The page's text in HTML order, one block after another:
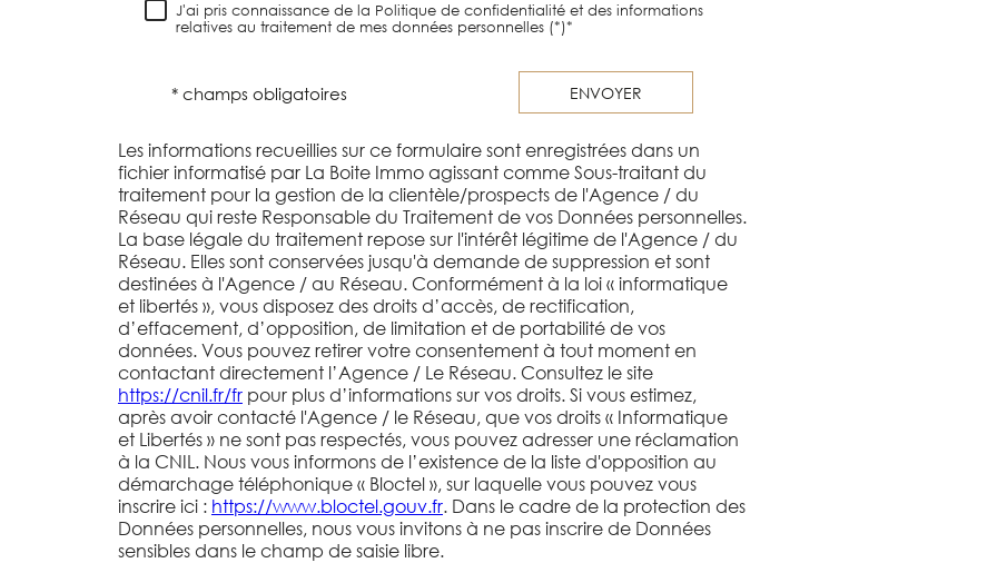
J'ai pris connaissance de la Politique de confidentialité et des informations
relatives au traitement de mes données personnelles (*)*
* champs obligatoires ENVOYER
Les informations recueillies sur ce formulaire sont enregistrées dans un
fichier informatisé par La Boite Immo agissant comme Sous-traitant du
traitement pour la gestion de la clientèle/prospects de l'Agence / du
Réseau qui reste Responsable du Traitement de vos Données personnelles.
La base légale du traitement repose sur l'intérêt légitime de l'Agence / du
Réseau. Elles sont conservées jusqu'à demande de suppression et sont
destinées à l'Agence / au Réseau. Conformément à la loi « informatique
et libertés », vous disposez des droits d’accès, de rectification,
d’effacement, d’opposition, de limitation et de portabilité de vos
données. Vous pouvez retirer votre consentement à tout moment en
contactant directement l’Agence / Le Réseau. Consultez le site
https://cnil.fr/fr pour plus d’informations sur vos droits. Si vous estimez,
après avoir contacté l'Agence / le Réseau, que vos droits « Informatique
et Libertés » ne sont pas respectés, vous pouvez adresser une réclamation
à la CNIL. Nous vous informons de l’existence de la liste d'opposition au
démarchage téléphonique « Bloctel », sur laquelle vous pouvez vous
inscrire ici : https://www.bloctel.gouv.fr. Dans le cadre de la protection des
Données personnelles, nous vous invitons à ne pas inscrire de Données
sensibles dans le champ de saisie libre.